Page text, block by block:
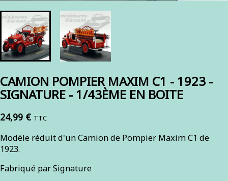
CAMION POMPIER MAXIM C1 - 1923 -
SIGNATURE - 1/43ÈME EN BOITE
24,99 € TTC
Modèle réduit d'un Camion de Pompier Maxim C1 de
1923.
Fabriqué par Signature